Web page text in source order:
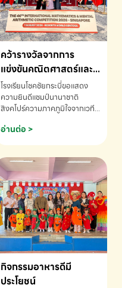
คว้ารางวัลจากการ
แข่งขันคณิตศาสตร์และ
คณิตคิดเร็วนานาชาติ
ครั้งที่ 46 ประจำปี 2569
ณ ประเทศสิงคโปร์
โรงเรียนโชคชัยกระบี่ขอแสดง
ความยินดีแชมป์นานาชาติ
สิงคโปร์ความภาคภูมิใจจากเวที
ด.ช.พัทธนันท์ พรหมพันธ์ ชั้น
อนุบาล EP K3 โรงเรียนโชคชัย
แข่งขันคณิตศาสตร์และคณิตคิด
เร็วนานาชาติ ครั้งที่ 46 ประจำปี
2569 ณ ประเทศสิงคโปร์
INTERNATIONAL
MATHEMATICS AND
MENTAL ARITHMETIC
COMPETITION 2026 - ถ้วย
รางวัลรองชนะเลิศอันดับที่ 2
Mental Arithmetic
Competition K2 - ถ้วยรางวัล
รองชนะเลิศอันดับที่ 2 Mental
อ่านต่อ >
กิจกรรมอาหารดีมี
ประโยชน์